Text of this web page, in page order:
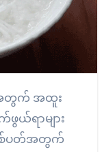
ဖွယ်ရာများ
စ်ပတ်အတွက်